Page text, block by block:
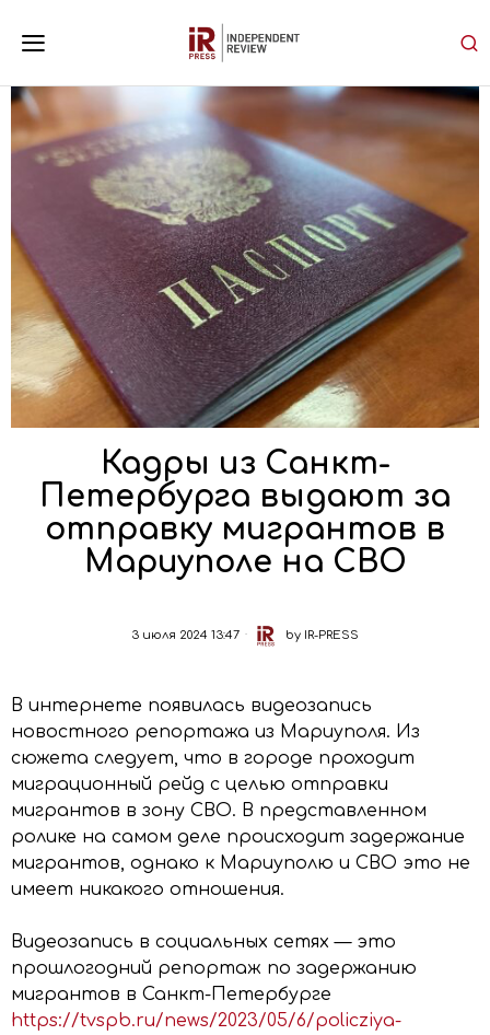
Кадры из Санкт-
Петербурга выдают за
отправку мигрантов в
Мариуполе на СВО
3 июля 2024 13:47 by IR-PRESS
В интернете появилась видеозапись
новостного репортажа из Мариуполя. Из
сюжета следует, что в городе проходит
миграционный рейд с целью отправки
мигрантов в зону СВО. В представленном
ролике на самом деле происходит задержание
мигрантов, однако к Мариуполю и СВО это не
имеет никакого отношения.
Видеозапись в социальных сетях — это
прошлогодний репортаж по задержанию
мигрантов в Санкт-Петербурге
https://tvspb.ru/news/2023/05/6/policziya-